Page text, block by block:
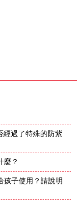
經過了特殊的防紫
麼？
孩子使用？請說明